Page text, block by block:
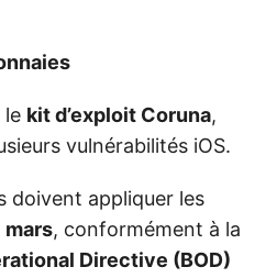
le kit d’exploit Coruna,
vulnérabilités iOS.
doivent appliquer les
mars, conformément à la
Directive (BOD)